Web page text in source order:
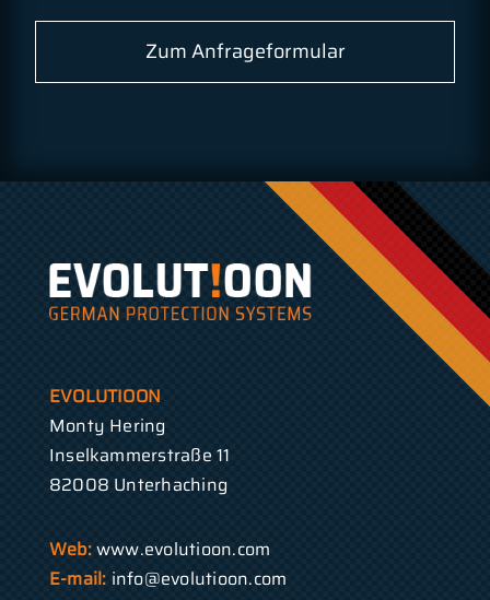
Zum Anfrageformular
EVOLUTIOON
Monty Hering
Inselkammerstraße 11
82008 Unterhaching
Web:www.evolutioon.com
E-mail: info@evolutioon.com